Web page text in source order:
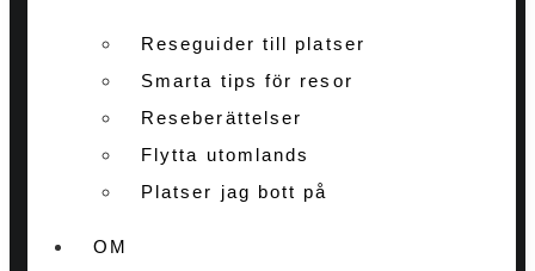
Reseguider till platser
Smarta tips för resor
Reseberättelser
Flytta utomlands
Platser jag bott på
OM